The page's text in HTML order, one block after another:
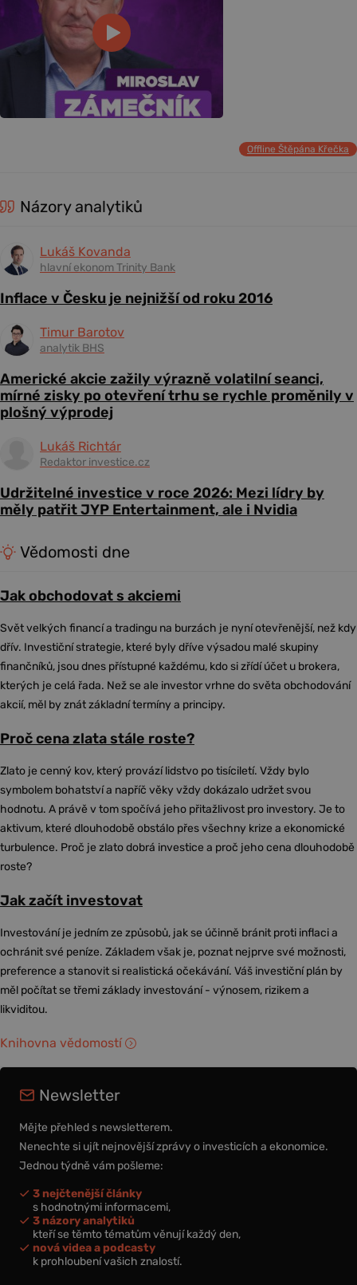
Offline Štěpána Křečka
Názory analytiků
Lukáš Kovanda
hlavní ekonom Trinity Bank
Inflace v Česku je nejnižší od roku 2016
Timur Barotov
analytik BHS
Americké akcie zažily výrazně volatilní seanci,
mírné zisky po otevření trhu se rychle proměnily v
plošný výprodej
Lukáš Richtár
Redaktor investice.cz
Udržitelné investice v roce 2026: Mezi lídry by
měly patřit JYP Entertainment, ale i Nvidia
Vědomosti dne
Jak obchodovat s akciemi
Svět velkých financí a tradingu na burzách je nyní otevřenější, než kdy
dřív. Investiční strategie, které byly dříve výsadou malé skupiny
finančníků, jsou dnes přístupné každému, kdo si zřídí účet u brokera,
kterých je celá řada. Než se ale investor vrhne do světa obchodování
akcií, měl by znát základní termíny a principy.
Proč cena zlata stále roste?
Zlato je cenný kov, který provází lidstvo po tisíciletí. Vždy bylo
symbolem bohatství a napříč věky vždy dokázalo udržet svou
hodnotu. A právě v tom spočívá jeho přitažlivost pro investory. Je to
aktivum, které dlouhodobě obstálo přes všechny krize a ekonomické
turbulence. Proč je zlato dobrá investice a proč jeho cena dlouhodobě
roste?
Jak začít investovat
Investování je jedním ze způsobů, jak se účinně bránit proti inflaci a
ochránit své peníze. Základem však je, poznat nejprve své možnosti,
preference a stanovit si realistická očekávání. Váš investiční plán by
měl počítat se třemi základy investování - výnosem, rizikem a
likviditou.
Knihovna vědomostí
Newsletter
Mějte přehled s newsletterem.
Nenechte si ujít nejnovější zprávy o investicích a ekonomice.
Jednou týdně vám pošleme:
3 nejčtenější články
s hodnotnými informacemi,
3 názory analytiků
kteří se těmto tématům věnují každý den,
nová videa a podcasty
k prohloubení vašich znalostí.